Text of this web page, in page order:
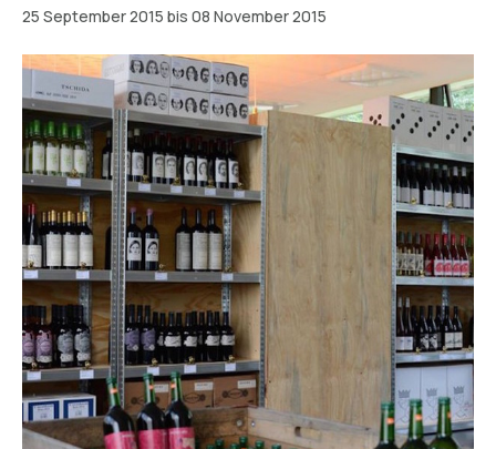
25 September 2015 bis 08 November 2015
Berlin